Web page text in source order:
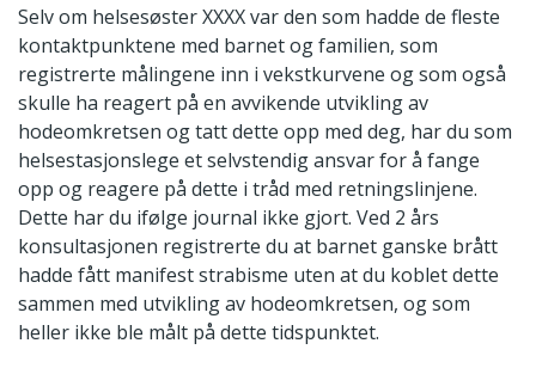
Selv om helsesøster XXXX var den som hadde de fleste
kontaktpunktene med barnet og familien, som
registrerte målingene inn i vekstkurvene og som også
skulle ha reagert på en avvikende utvikling av
hodeomkretsen og tatt dette opp med deg, har du som
helsestasjonslege et selvstendig ansvar for å fange
opp og reagere på dette i tråd med retningslinjene.
Dette har du ifølge journal ikke gjort. Ved 2 års
konsultasjonen registrerte du at barnet ganske brått
hadde fått manifest strabisme uten at du koblet dette
sammen med utvikling av hodeomkretsen, og som
heller ikke ble målt på dette tidspunktet.